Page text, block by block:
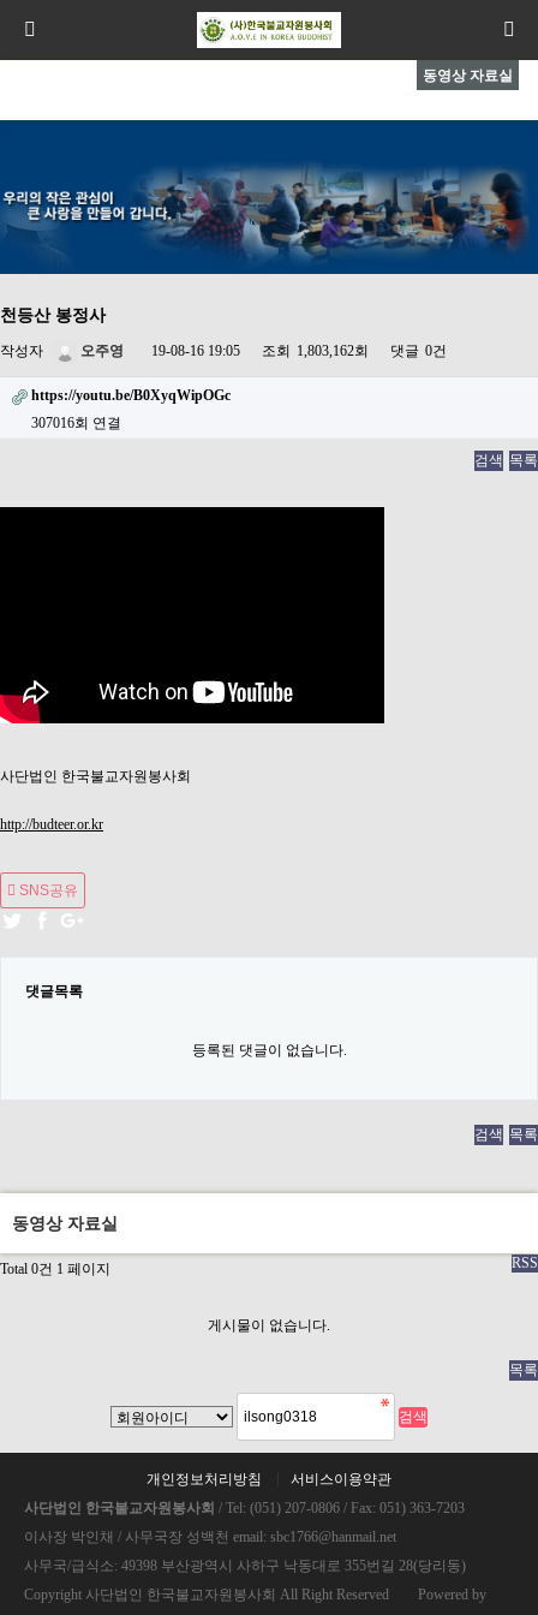
동영상 자료실
천등산 봉정사
작성자 오주영 19-08-16 19:05 조회 1,803,162회 댓글 0건
https://youtu.be/B0XyqWipOGc
307016회 연결
검색 목록
사단법인 한국불교자원봉사회
http://budteer.or.kr
SNS공유
댓글목록
등록된 댓글이 없습니다.
검색 목록
동영상 자료실
Total 0건 1 페이지 RSS
게시물이 없습니다.
목록
개인정보처리방침
서비스이용약관
사단법인 한국불교자원봉사회 / Tel: (051) 207-0806 / Fax: 051) 363-7203
이사장 박인채 / 사무국장 성백천 email: sbc1766@hanmail.net
사무국/급식소: 49398 부산광역시 사하구 낙동대로 355번길 28(당리동)
Copyright 사단법인 한국불교자원봉사회 All Right Reserved Powered by